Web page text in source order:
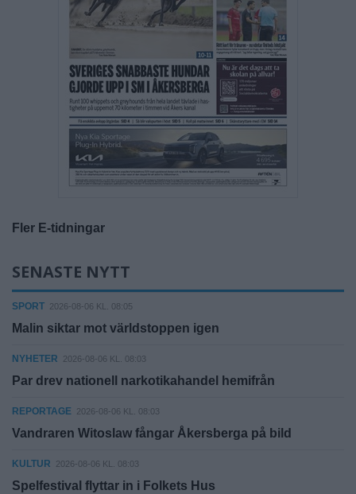
Fler E-tidningar
SENASTE NYTT
SPORT 2026-08-06 KL. 08:05
Malin siktar mot världstoppen igen
NYHETER 2026-08-06 KL. 08:03
Par drev nationell narkotikahandel hemifrån
REPORTAGE 2026-08-06 KL. 08:03
Vandraren Witoslaw fångar Åkersberga på bild
KULTUR 2026-08-06 KL. 08:03
Spelfestival flyttar in i Folkets Hus